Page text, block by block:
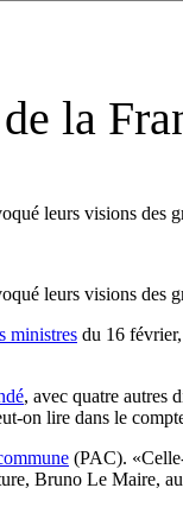
la
leurs visions des
leurs visions des
ministres du 16
, avec quatre autres
on lire dans le
(PAC).
Bruno Le Maire,